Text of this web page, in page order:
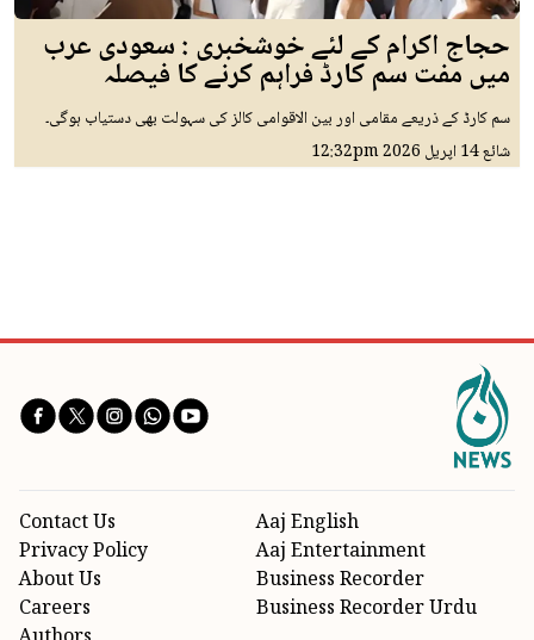
حجاج اکرام کے لئے خوشخبری : سعودی عرب
میں مفت سم کارڈ فراہم کرنے کا فیصلہ
سم کارڈ کے ذریعے مقامی اور بین الاقوامی کالز کی سہولت بھی دستیاب ہوگی۔
شائع14 اپريل 2026 12:32pm
Aaj English
Aaj Entertainment
Business Recorder
Business Recorder Urdu
Contact Us
Privacy Policy
About Us
Careers